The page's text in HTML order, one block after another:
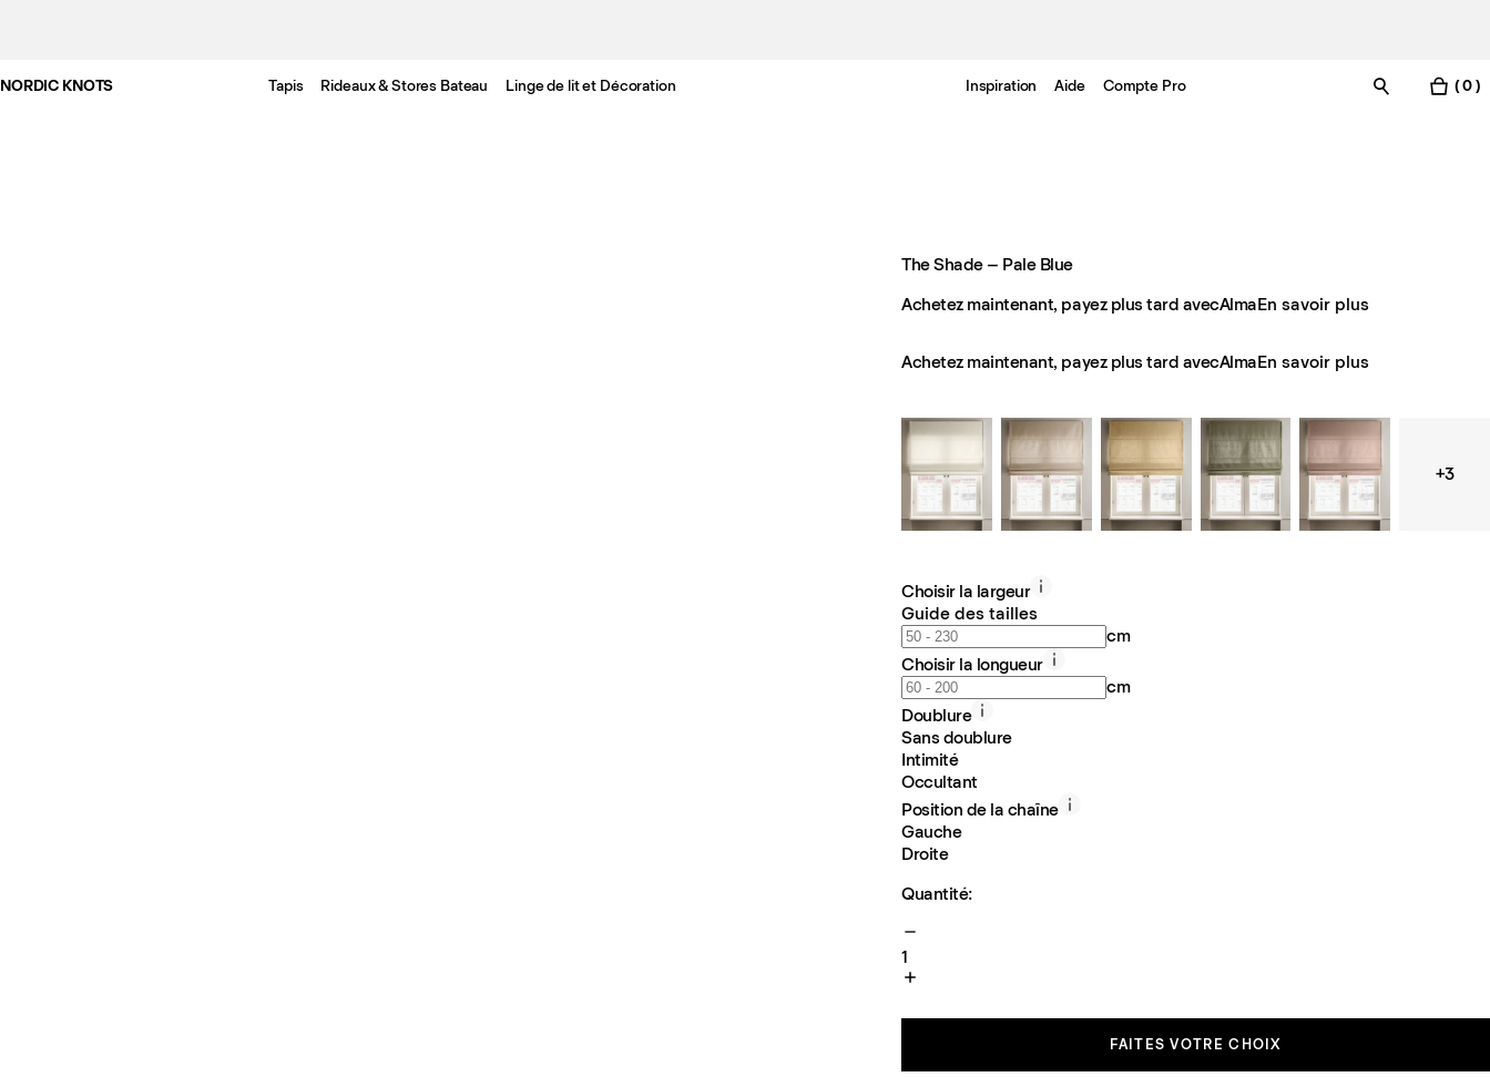
NORDIC KNOTS Tapis Rideaux & Stores Bateau Linge de lit et Décoration Inspiration Aide Compte Pro ( 0 )
The Shade – Pale Blue
Achetez maintenant, payez plus tard avecAlmaEn savoir plus
Achetez maintenant, payez plus tard avecAlmaEn savoir plus
+3
Choisir la largeur
Guide des tailles
cm
Choisir la longueur
cm
Doublure
Sans doublure
Intimité
Occultant
Position de la chaîne
Gauche
Droite
Quantité:
1
FAITES VOTRE CHOIX